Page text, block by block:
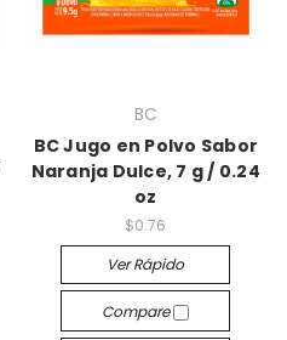
BC
BC Jugo en Polvo Sabor
Naranja Dulce, 7 g / 0.24
oz
$0.76
Ver Rápido
Compare